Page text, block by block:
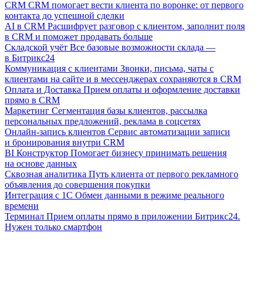
CRM CRM помогает вести клиента по воронке: от первого
контакта до успешной сделки
AI в CRM Расшифрует разговор с клиентом, заполнит поля
в CRM и поможет продавать больше
Складской учёт Все базовые возможности склада —
в Битрикс24
Коммуникация с клиентами Звонки, письма, чаты с
клиентами на сайте и в мессенджерах сохраняются в CRM
Оплата и Доставка Прием оплаты и оформление доставки
прямо в CRM
Маркетинг Сегментация базы клиентов, рассылка
персональных предложений, реклама в соцсетях
Онлайн-запись клиентов Сервис автоматизации записи
и бронирования внутри CRM
BI Конструктор Помогает бизнесу принимать решения
на основе данных
Сквозная аналитика Путь клиента от первого рекламного
объявления до совершения покупки
Интеграция с 1С Обмен данными в режиме реального
времени
Терминал Прием оплаты прямо в приложении Битрикс24.
Нужен только смартфон